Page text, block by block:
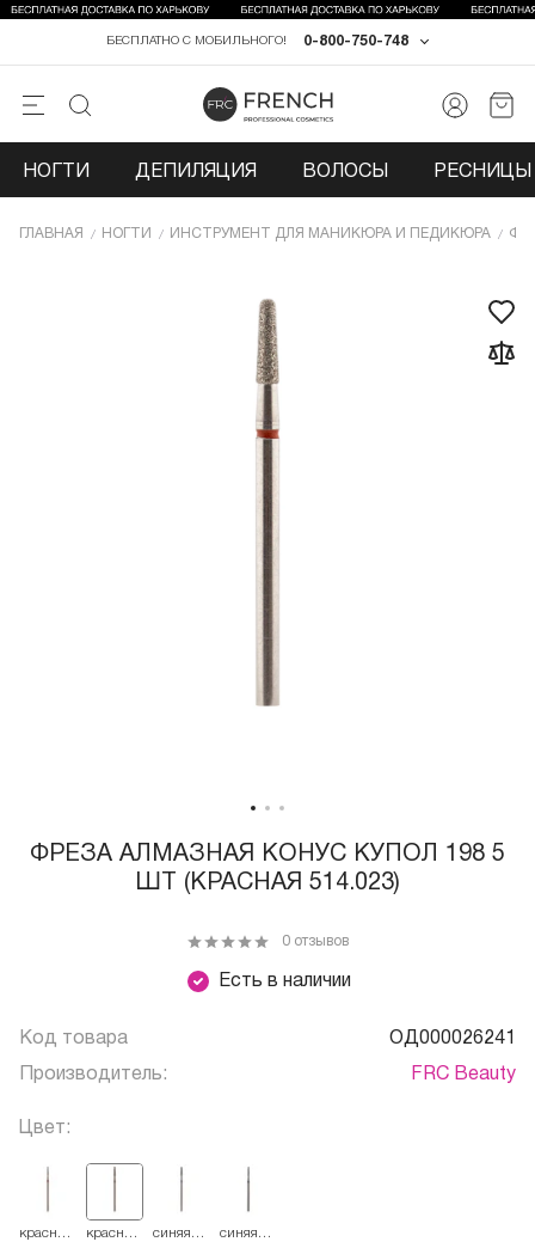
0-800-750-748
БЕСПЛАТНО С МОБИЛЬНОГО!
НОГТИ ДЕПИЛЯЦИЯ ВОЛОСЫ РЕСНИЦЫ
ГЛАВНАЯ НОГТИ ИНCТРУМЕНТ ДЛЯ МАНИКЮРА И ПЕДИКЮРА
ФРЕЗА АЛМАЗНАЯ КОНУС КУПОЛ 198 5
ШТ (КРАСНАЯ 514.023)
Есть в наличии
0 отзывов
Код товара ОД000026241
Производитель: FRC Beauty
Цвет:
красная
красная
синяя
синяя